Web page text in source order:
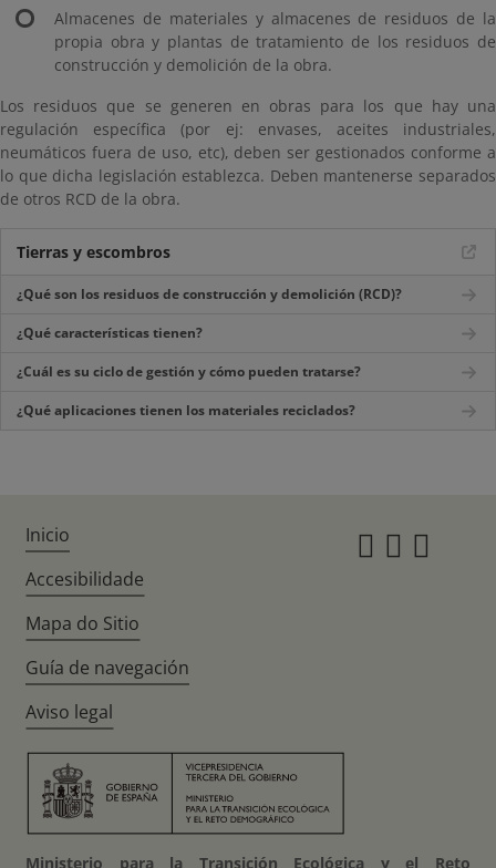
Almacenes de materiales y almacenes de residuos de la
propia obra y plantas de tratamiento de los residuos de
construcción y demolición de la obra.
Los residuos que se generen en obras para los que hay una
regulación específica (por ej: envases, aceites industriales,
neumáticos fuera de uso, etc), deben ser gestionados conforme a
lo que dicha legislación establezca. Deben mantenerse separados
de otros RCD de la obra.
Tierras y escombros
¿Qué son los residuos de construcción y demolición (RCD)?
¿Qué características tienen?
¿Cuál es su ciclo de gestión y cómo pueden tratarse?
¿Qué aplicaciones tienen los materiales reciclados?
Inicio
Accesibilidade
Mapa do Sitio
Guía de navegación
Aviso legal
Ministerio para la Transición Ecológica y el Reto